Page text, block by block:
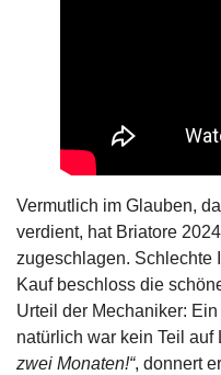
Vermutlich im Glauben,
verdient, hat Briatore
zugeschlagen. Schlechte
Kauf beschloss die
Urteil der Mechaniker:
natürlich war kein Teil auf
zwei Monaten!“, donnert